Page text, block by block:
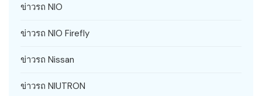
ข่าวรถ NIO
ข่าวรถ NIO Firefly
ข่าวรถ Nissan
ข่าวรถ NIUTRON